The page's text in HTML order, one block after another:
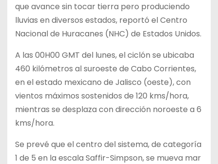
que avance sin tocar tierra pero produciendo
lluvias en diversos estados, reportó el Centro
Nacional de Huracanes (NHC) de Estados Unidos.
A las 00H00 GMT del lunes, el ciclón se ubicaba
460 kilómetros al suroeste de Cabo Corrientes,
en el estado mexicano de Jalisco (oeste), con
vientos máximos sostenidos de 120 kms/hora,
mientras se desplaza con dirección noroeste a 6
kms/hora.
Se prevé que el centro del sistema, de categoría
1 de 5 en la escala Saffir-Simpson, se mueva mar